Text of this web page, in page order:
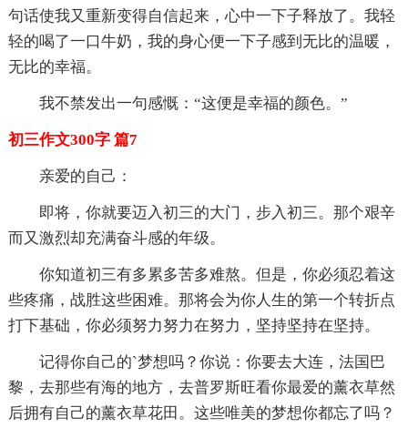
句话使我又重新变得自信起来，心中一下子释放了。我轻
轻的喝了一口牛奶，我的身心便一下子感到无比的温暖，
无比的幸福。
我不禁发出一句感慨：“这便是幸福的颜色。”
初三作文300字 篇7
亲爱的自己：
即将，你就要迈入初三的大门，步入初三。那个艰辛
而又激烈却充满奋斗感的年级。
你知道初三有多累多苦多难熬。但是，你必须忍着这
些疼痛，战胜这些困难。那将会为你人生的第一个转折点
打下基础，你必须努力努力在努力，坚持坚持在坚持。
记得你自己的`梦想吗？你说：你要去大连，法国巴
黎，去那些有海的地方，去普罗斯旺看你最爱的薰衣草然
后拥有自己的薰衣草花田。这些唯美的梦想你都忘了吗？